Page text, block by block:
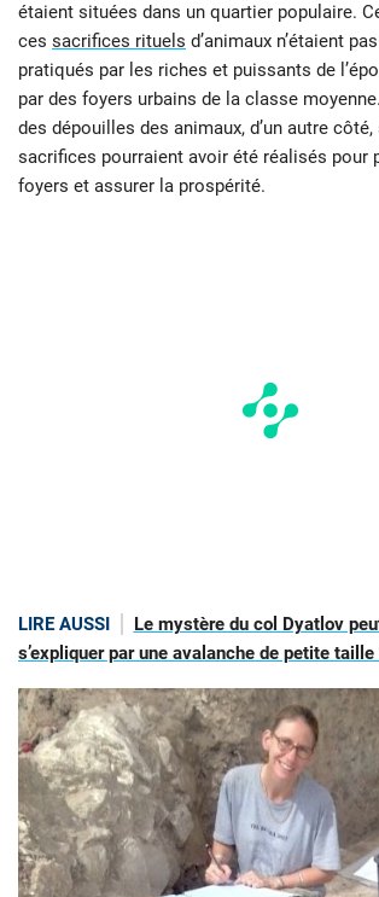
étaient situées dans un quartier populaire.
ces sacrifices rituels d’animaux n’étaient
pratiqués par les riches et puissants de
par des foyers urbains de la classe
des dépouilles des animaux, d’un autre
sacrifices pourraient avoir été réalisés pour
foyers et assurer la prospérité.
LIRE AUSSI
Le mystère du col Dyatlov
s’expliquer par une avalanche de petite taille